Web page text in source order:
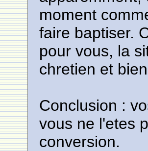
moment
faire baptiser.
pour vous, la
chretien et
Conclusion :
vous ne l'etes
conversion.